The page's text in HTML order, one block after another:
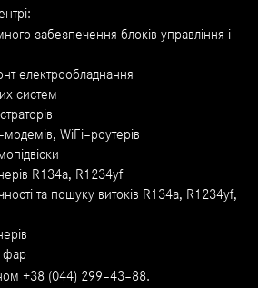
забезпечення блоків управління і
електрообладнання
систем
WiFi–роутерів
R134a, R1234yf
та пошуку витоків R134a, R1234yf,
фар
+38 (044) 299–43–88.